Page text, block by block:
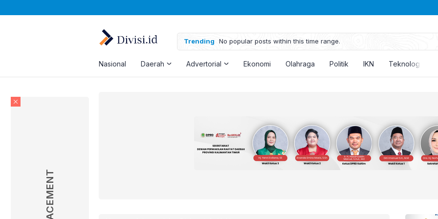
Trending No popular posts within this time range.
Nasional Daerah Advertorial Ekonomi Olahraga Politik IKN Teknologi